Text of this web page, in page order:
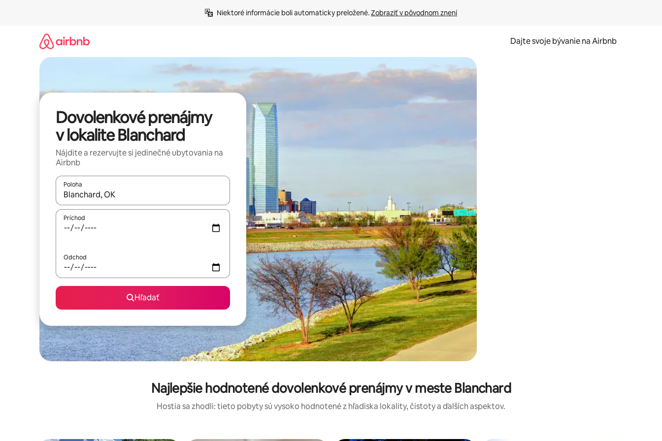
Niektoré informácie boli automaticky preložené. Zobraziť v pôvodnom znení
Dajte svoje bývanie na Airbnb
Dovolenkové prenájmy
v lokalite Blanchard
Nájdite a rezervujte si jedinečné ubytovania na
Airbnb
Poloha
Keď budú výsledky k dispozícii, môžete si ich prechádzať pomocou klávesov so šípkami nahor a nadol alebo ich preskúmať pomocou dotykových gest či potiahnutia prstom.
Príchod
Odchod
Hľadať
Najlepšie hodnotené dovolenkové prenájmy v meste Blanchard
Hostia sa zhodli: tieto pobyty sú vysoko hodnotené z hľadiska lokality, čistoty a ďalších aspektov.